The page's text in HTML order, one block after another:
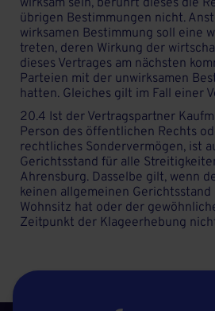
wirksam sein, berührt dieses die
übrigen Bestimmungen nicht.
wirksamen Bestimmung soll eine
treten, deren Wirkung der
dieses Vertrages am nächsten
Parteien mit der unwirksamen
hatten. Gleiches gilt im Fall einer
20.4 Ist der Vertragspartner
Person des öffentlichen Rechts
rechtliches Sondervermögen, ist
Gerichtsstand für alle
Ahrensburg. Dasselbe gilt, wenn
keinen allgemeinen
Wohnsitz hat oder der
Zeitpunkt der Klageerhebung